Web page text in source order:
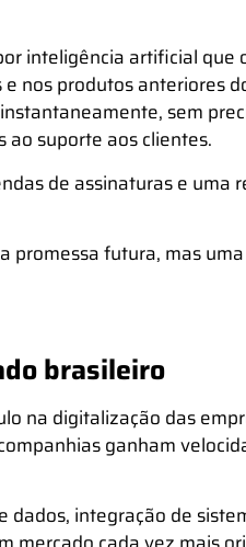
inteligência artificial que
nos produtos anteriores
sem
ao suporte aos clientes.
de assinaturas e uma
promessa futura, mas uma
brasileiro
na digitalização das
ganham
integração de